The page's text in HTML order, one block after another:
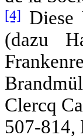
[4] Diese
(dazu
Clercq
507-814,